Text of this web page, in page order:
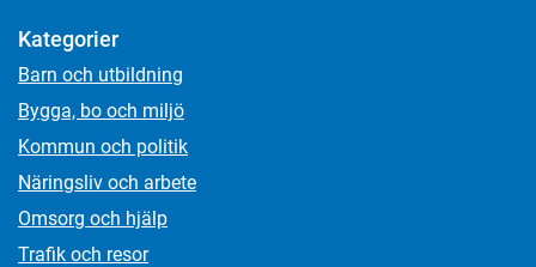
Kategorier
Barn och utbildning
Bygga, bo och miljö
Kommun och politik
Näringsliv och arbete
Omsorg och hjälp
Trafik och resor